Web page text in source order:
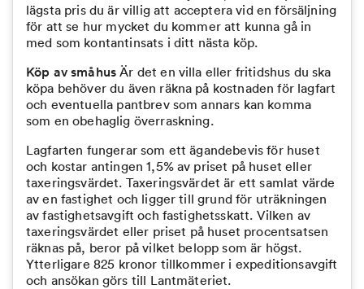
lägsta pris du är villig att acceptera vid en försäljning
för att se hur mycket du kommer att kunna gå in
med som kontantinsats i ditt nästa köp.
Köp av småhusÄr det en villa eller fritidshus du ska
köpa behöver du även räkna på kostnaden för lagfart
och eventuella pantbrev som annars kan komma
som en obehaglig överraskning.
Lagfarten fungerar som ett ägandebevis för huset
och kostar antingen 1,5% av priset på huset eller
taxeringsvärdet. Taxeringsvärdet är ett samlat värde
av en fastighet och ligger till grund för uträkningen
av fastighetsavgift och fastighetsskatt. Vilken av
taxeringsvärdet eller priset på huset procentsatsen
räknas på, beror på vilket belopp som är högst.
Ytterligare 825 kronor tillkommer i expeditionsavgift
och ansökan görs till Lantmäteriet.